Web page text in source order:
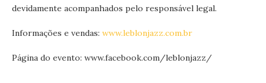
devidamente acompanhados pelo responsável legal.
Informações e vendas: www.leblonjazz.com.br
Página do evento: www.facebook.com/leblonjazz/